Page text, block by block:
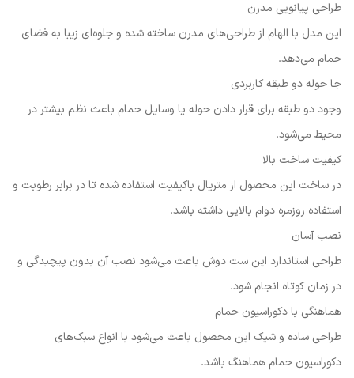
طراحی پیانویی مدرن
این مدل با الهام از طراحی‌های مدرن ساخته شده و جلوه‌ای زیبا به فضای
حمام می‌دهد.
جا حوله دو طبقه کاربردی
وجود دو طبقه برای قرار دادن حوله یا وسایل حمام باعث نظم بیشتر در
محیط می‌شود.
کیفیت ساخت بالا
در ساخت این محصول از متریال باکیفیت استفاده شده تا در برابر رطوبت و
استفاده روزمره دوام بالایی داشته باشد.
نصب آسان
طراحی استاندارد این ست دوش باعث می‌شود نصب آن بدون پیچیدگی و
در زمان کوتاه انجام شود.
هماهنگی با دکوراسیون حمام
طراحی ساده و شیک این محصول باعث می‌شود با انواع سبک‌های
دکوراسیون حمام هماهنگ باشد.